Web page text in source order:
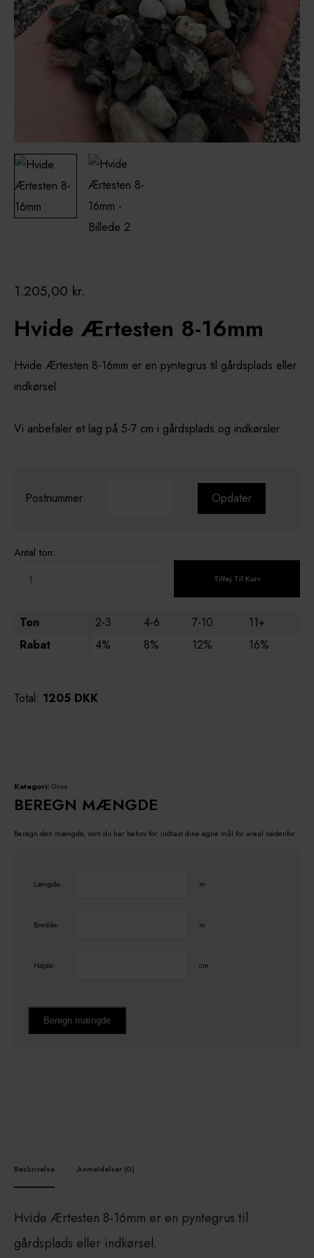
1.205,00 kr.
Hvide Ærtesten 8-16mm
Hvide Ærtesten 8-16mm er en pyntegrus til gårdsplads eller
indkørsel.
Vi anbefaler et lag på 5-7 cm i gårdsplads og indkørsler
Postnummer Opdater
Antal ton:
Tilføj Til Kurv
Ton 2-3 4-6 7-10
11+
Rabat
4% 8% 12% 16%
Total: 1205 DKK
Kategori:Grus
BEREGN MÆNGDE
Beregn den mængde, som du har behov for. Indtast dine egne mål for areal nedenfor:
Længde: m
Bredde: m
Højde: cm
Beregn mængde
Beskrivelse Anmeldelser (0)
Hvide Ærtesten 8-16mm er en pyntegrus til
gårdsplads eller indkørsel.